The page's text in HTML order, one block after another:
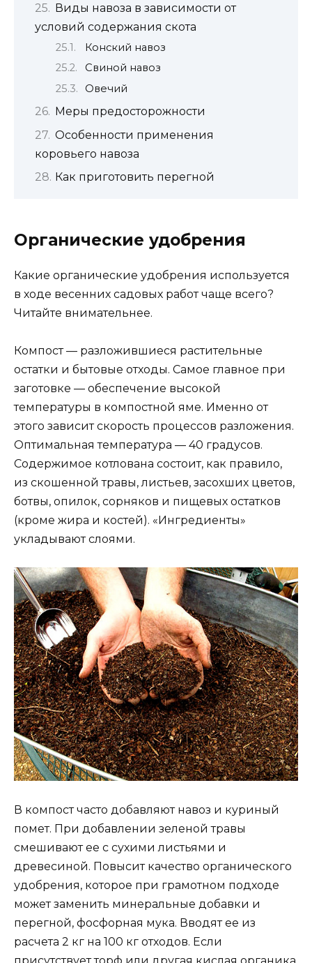
Виды навоза в зависимости от
условий содержания скота
Конский навоз
Свиной навоз
Овечий
Меры предосторожности
Особенности применения
коровьего навоза
Как приготовить перегной
Органические удобрения
Какие органические удобрения используется
в ходе весенних садовых работ чаще всего?
Читайте внимательнее.
Компост — разложившиеся растительные
остатки и бытовые отходы. Самое главное при
заготовке — обеспечение высокой
температуры в компостной яме. Именно от
этого зависит скорость процессов разложения.
Оптимальная температура — 40 градусов.
Содержимое котлована состоит, как правило,
из скошенной травы, листьев, засохших цветов,
ботвы, опилок, сорняков и пищевых остатков
(кроме жира и костей). «Ингредиенты»
укладывают слоями.
В компост часто добавляют навоз и куриный
помет. При добавлении зеленой травы
смешивают ее с сухими листьями и
древесиной. Повысит качество органического
удобрения, которое при грамотном подходе
может заменить минеральные добавки и
перегной, фосфорная мука. Вводят ее из
расчета 2 кг на 100 кг отходов. Если
присутствует торф или другая кислая органика,